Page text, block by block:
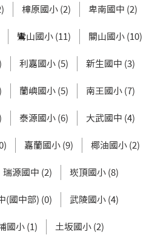
樟原國小 (2) 卑南國中 (2)
鸞山國小 (11) 關山國小 (10)
利嘉國小 (5) 新生國中 (3)
蘭嶼國小 (5) 南王國小 (7)
泰源國小 (6) 大武國中 (4)
嘉蘭國小 (9) 椰油國小 (2)
瑞源國中 (2) 崁頂國小 (8)
(國中部) (0) 武陵國小 (4)
國小 (1) 土坂國小 (2)